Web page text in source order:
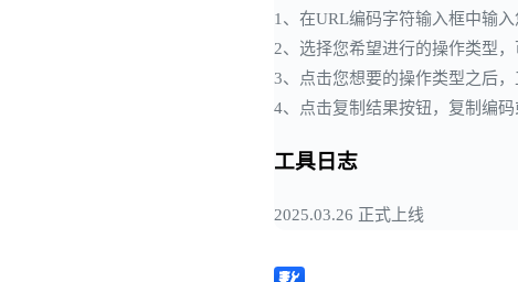
1、在URL编码字符输入框中输
2、选择您希望进行的操作类型，
3、点击您想要的操作类型之后
4、点击复制结果按钮，复制编
工具日志
2025.03.26 正式上线